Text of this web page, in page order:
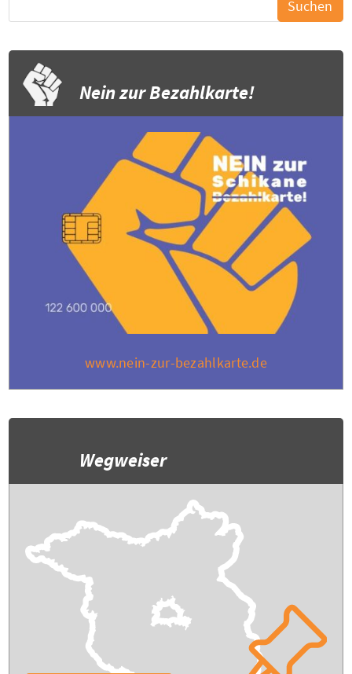
Nein zur Bezahlkarte!
www.nein-zur-bezahlkarte.de
Wegweiser